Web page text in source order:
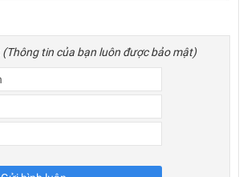
(Thông tin của bạn luôn được bảo mật)